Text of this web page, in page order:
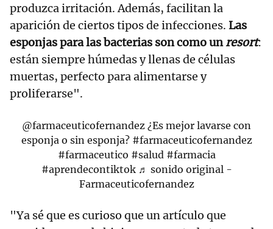
produzca irritación. Además, facilitan la
aparición de ciertos tipos de infecciones. Las
esponjas para las bacterias son como unresort:
están siempre húmedas y llenas de células
muertas, perfecto para alimentarse y
proliferarse".
@farmaceuticofernandez ¿Es mejor lavarse con
esponja o sin esponja? #farmaceuticofernandez
#farmaceutico #salud #farmacia
#aprendecontiktok ♬ sonido original -
Farmaceuticofernandez
"Ya sé que es curioso que un artículo que